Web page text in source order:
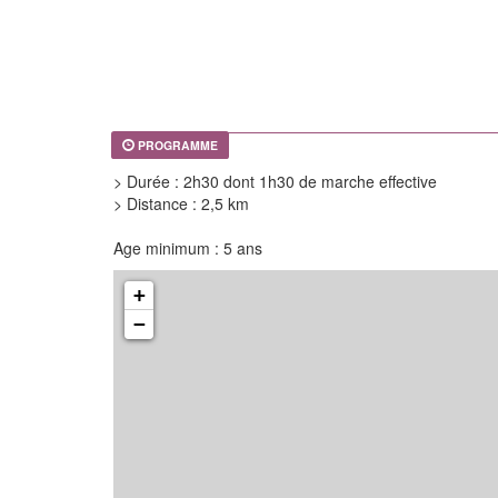
PROGRAMME
> Durée : 2h30 dont 1h30 de marche effective
> Distance : 2,5 km
Age minimum : 5 ans
+
−